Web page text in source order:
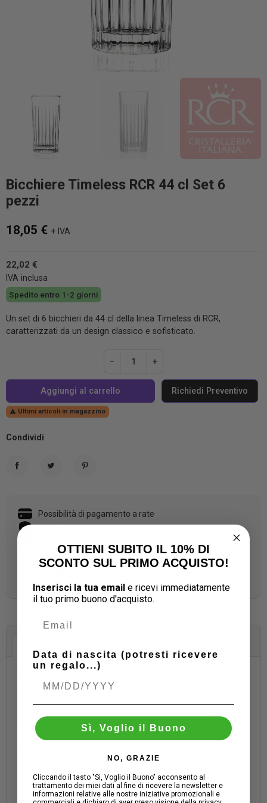
Bicchiere Timeless RCR 44 cl Set 6
pezzi
18,05 € + IVA
22,02 €
IVA inclusa
Spedito entro 1-2 giorni
Un set di 6 bicchieri da 44 cl della linea Timeless di RCR,
caratterizzati da un design classico e sofisticato.
− +
Aggiungi al carrello Richiedi Preventivo
 Ultimi articoli in magazzino
Condividi
Possibilità di pagamento a rate
Più di 300 recensioni
conferisce eleganza al servizio bar.
garantisce trasparenza superiore, brillantezza a lungo
termine e resistenza alle rotture. Inoltre, è lavabile in
lavastoviglie per una manutenzione semplice e praticità
d'uso.
OTTIENI SUBITO IL 10% DI
SCONTO SUL PRIMO ACQUISTO!
Inserisci la tua email e ricevi immediatamente
il tuo primo buono d'acquisto.
Data di nascita (potresti ricevere
un regalo...)
Sì, Voglio il Buono
NO, GRAZIE
Cliccando il tasto "Si, Voglio il Buono" acconsento al
trattamento dei miei dati al fine di ricevere la newsletter e
informazioni relative alle nostre iniziative promozionali e